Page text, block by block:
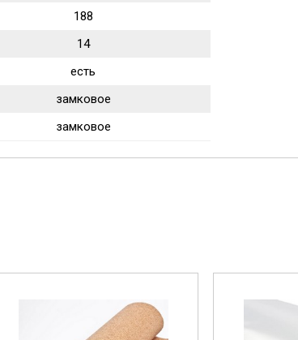
188
14
есть
замковое
замковое